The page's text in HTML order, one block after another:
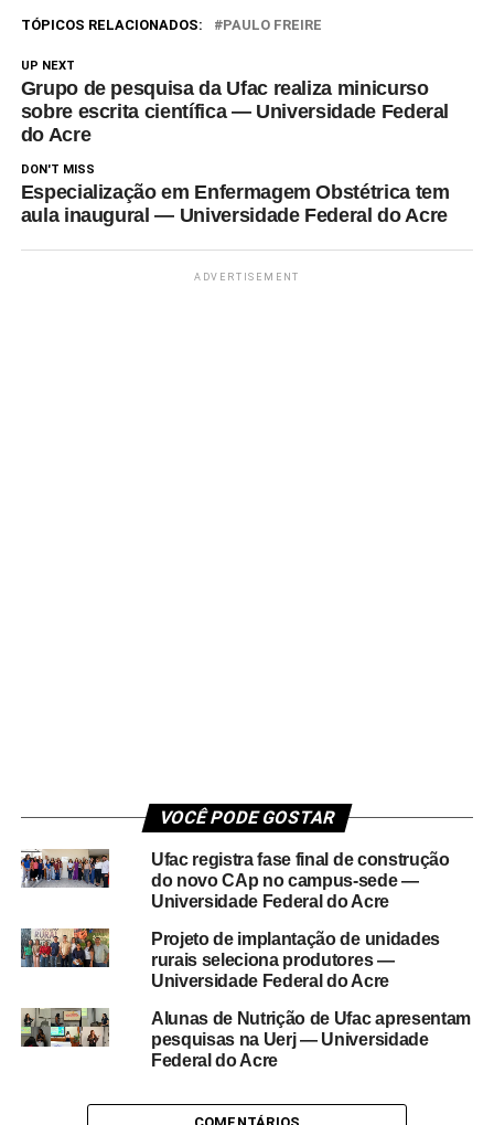
TÓPICOS RELACIONADOS: PAULO FREIRE
UP NEXT
Grupo de pesquisa da Ufac realiza minicurso
sobre escrita científica — Universidade Federal
do Acre
DON'T MISS
Especialização em Enfermagem Obstétrica tem
aula inaugural — Universidade Federal do Acre
ADVERTISEMENT
VOCÊ PODE GOSTAR
Ufac registra fase final de construção
do novo CAp no campus-sede —
Universidade Federal do Acre
Projeto de implantação de unidades
rurais seleciona produtores —
Universidade Federal do Acre
Alunas de Nutrição de Ufac apresentam
pesquisas na Uerj — Universidade
Federal do Acre